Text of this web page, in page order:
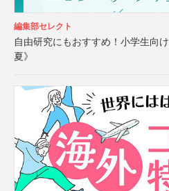
編集部セレクト
自由研究にもおすすめ！小学生向
夏》